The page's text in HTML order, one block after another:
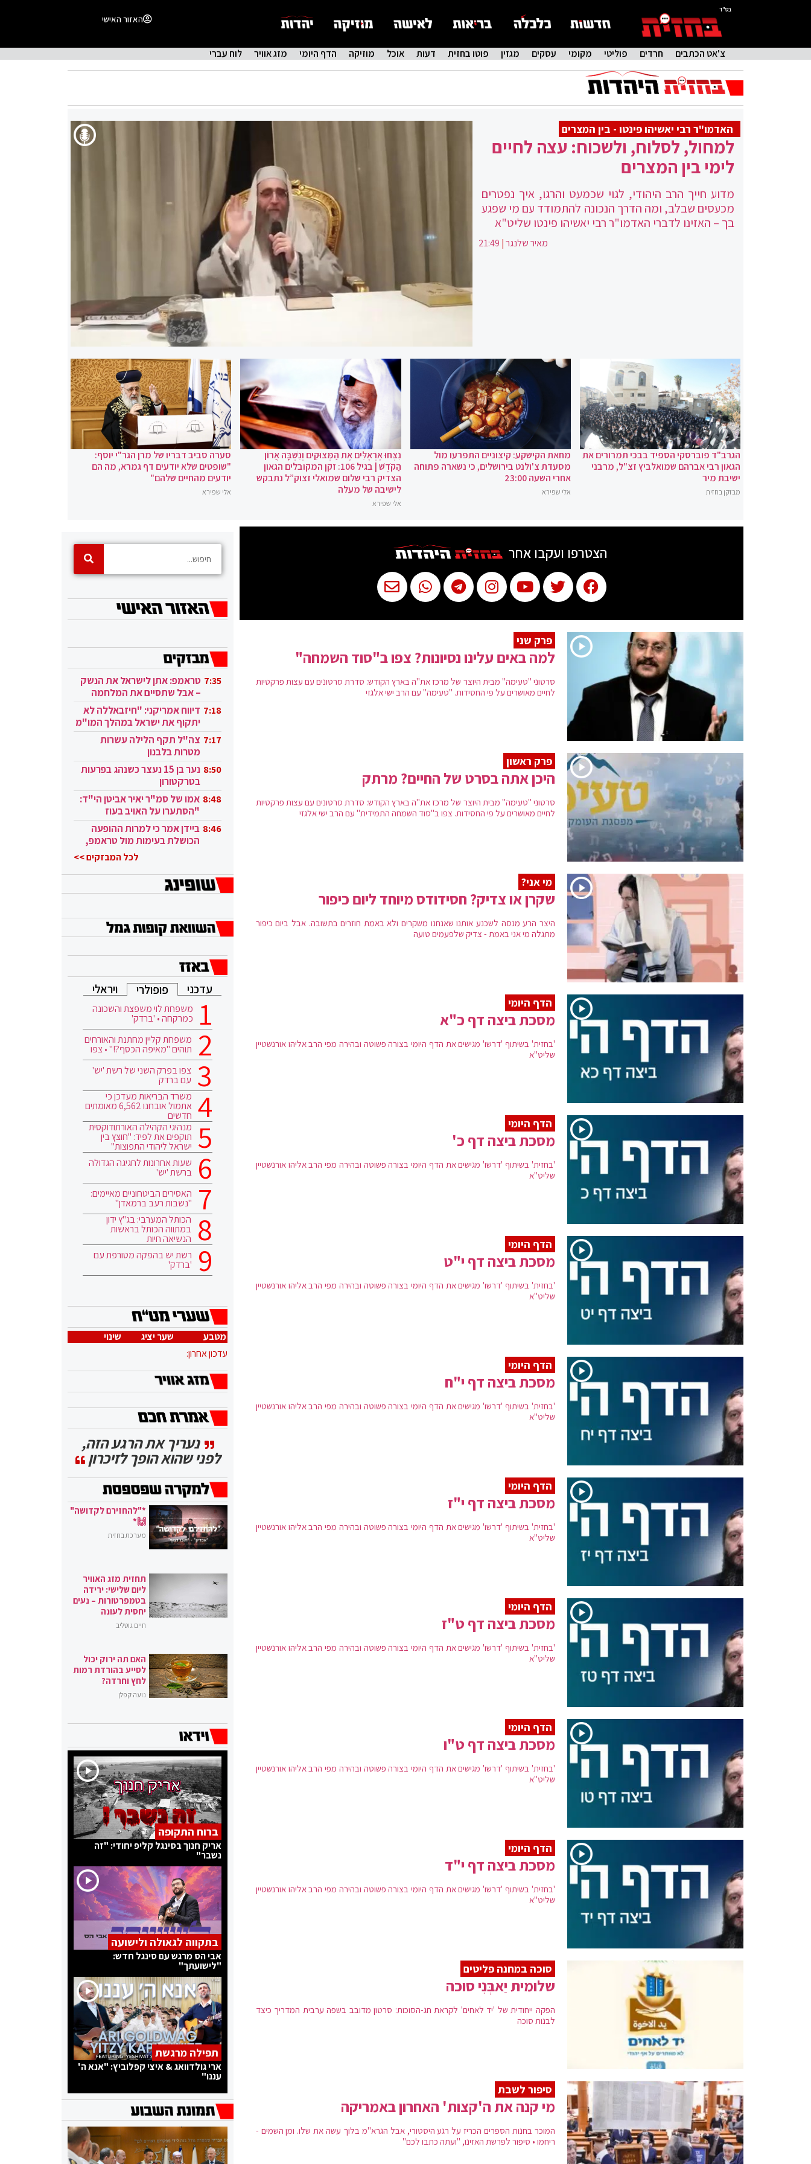
בס"ד
האזור האישי
צ'אט הכתבים חרדים פוליטי מקומי עסקים מגזין פוטו בחזית דעות אוכל מוזיקה הדף היומי מזג אוויר לוח עברי
האדמו"ר רבי יאשיהו פינטו - בין המצרים
למחול, לסלוח, ולשכוח: עצה לחיים
לימי בין המצרים
מדוע חייך הרב היהודי, לגוי שכמעט והרגו, איך נפטרים
מכעסים שבלב, ומה הדרך הנכונה להתמודד עם מי שפגע
בך – האזינו לדברי האדמו"ר רבי יאשיהו פינטו שליט"א
מאיר שלנגר|
21:49
הגרב"ד פוברסקי הספיד בבכי תמרורים את
הגאון רבי אברהם שמואלביץ זצ"ל, מרבני
ישיבת מיר
מבזקן בחזית
מחאת הקישקע: קיצוניים התפרעו מול
מסעדת צ'ולנט בירושלים, כי נשארה פתוחה
אחרי השעה 23:00
אלי שפירא
נִצְּחוּ אֶרְאֶלִּים אֶת הַמְּצוּקִים וְנִשְׁבָּה אֲרוֹן
הַקֹּדֶשׁ | בגיל 106: זקן המקובלים הגאון
הצדיק רבי שלום שמואלי זצוק”ל נתבקש
לישיבה של מעלה
אלי שפירא
סערה סביב דבריו של מרן הגר"י יוסף:
"שופטים שלא יודעים דף גמרא, מה הם
יודעים מהחיים שלהם"
אלי שפירא
הצטרפו ועקבו אחר
פרק שני
למה באים עלינו נסיונות? צפו ב"סוד השמחה"
סרטוני "טעימה" מבית היוצר של מרכז את"ה בארץ הקודש: סדרת סרטונים עם עצות פרקטיות
לחיים מאושרים על פי החסידות. "טעימה" עם הרב ישי אלגזי
פרק ראשון
היכן אתה בסרט של החיים? מרתק
סרטוני "טעימה" מבית היוצר של מרכז את"ה בארץ הקודש: סדרת סרטונים עם עצות פרקטיות
לחיים מאושרים על פי החסידות. צפו ב"סוד השמחה התמידית" עם הרב ישי אלגזי
מי אני?
שקרן או צדיק? חסידודס מיוחד ליום כיפור
היצר הרע מנסה לשכנע אותנו שאנחנו משקרים ולא באמת חוזרים בתשובה. אבל ביום כיפור
מתגלה מי אני באמת - צדיק שלפעמים טועה
הדף היומי
מסכת ביצה דף כ"א
'בחזית' בשיתוף 'דרשו' מגישים את הדף היומי בצורה פשוטה ובהירה מפי הרב אליהו אורנשטיין
שליט"א
הדף היומי
מסכת ביצה דף כ'
'בחזית' בשיתוף 'דרשו' מגישים את הדף היומי בצורה פשוטה ובהירה מפי הרב אליהו אורנשטיין
שליט"א
הדף היומי
מסכת ביצה דף י"ט
'בחזית' בשיתוף 'דרשו' מגישים את הדף היומי בצורה פשוטה ובהירה מפי הרב אליהו אורנשטיין
שליט"א
הדף היומי
מסכת ביצה דף י"ח
'בחזית' בשיתוף 'דרשו' מגישים את הדף היומי בצורה פשוטה ובהירה מפי הרב אליהו אורנשטיין
שליט"א
הדף היומי
מסכת ביצה דף י"ז
'בחזית' בשיתוף 'דרשו' מגישים את הדף היומי בצורה פשוטה ובהירה מפי הרב אליהו אורנשטיין
שליט"א
הדף היומי
מסכת ביצה דף ט"ז
'בחזית' בשיתוף 'דרשו' מגישים את הדף היומי בצורה פשוטה ובהירה מפי הרב אליהו אורנשטיין
שליט"א
הדף היומי
מסכת ביצה דף ט"ו
'בחזית' בשיתוף 'דרשו' מגישים את הדף היומי בצורה פשוטה ובהירה מפי הרב אליהו אורנשטיין
שליט"א
הדף היומי
מסכת ביצה דף י"ד
'בחזית' בשיתוף 'דרשו' מגישים את הדף היומי בצורה פשוטה ובהירה מפי הרב אליהו אורנשטיין
שליט"א
סוכה במחנה פליטים
שלומית יַאבְּנִי סוכה
הפקה ייחודית של 'יד לאחים' לקראת חג-הסוכות: סרטון מדובב בשפה ערבית המדריך כיצד
לבנות סוכה
סיפור לשבת
מי קנה את ה'קצות' האחרון באמריקה
המוכר בחנות הספרים הכריז על רגע היסטורי, אבל הגרא"מ בלוך עשה את שלו. ומן השמים -
ריחמו • סיפור לפרשת האזינו, "ועתה כתבו לכם"
7:35 טראמפ: אתן לישראל את הנשק
– אבל שתסיים את המלחמה
בעזה 7:18 דיווח אמריקני: "חיזבאללה לא
יתקוף את ישראל במהלך המו"מ
בקטאר" 7:17 צה"ל תקף הלילה עשרות
מטרות בלבנון
8:50
נער בן 15 נעצר כשנהג בפרעות
בטרקטורון
8:48 אמו של סמ"ר יאיר אביטן הי"ד:
"הסתערו על האויב בעוז
ובגבורה" 8:46 ביידן אמר כי למרות ההופעה
הכושלת בעימות מול טראמפ,
לכל המבזקים >>
עדכני פופולרי ויראלי
משפחת לוי משפצת והשכונה
כמרקחה • 'ברדק'
משפחת קליין מחתנת והאורחים
תוהים "מאיפה הכסף?!" • צפו
צפו בפרק השני של רשת 'יש'
עם ברדק
משרד הבריאות מעדכן כי
אתמול אובחנו 6,562 מאומתים
חדשים
מנהיגי הקהילה האורתודוקסית
תוקפים את לפיד: "חוצץ בין
ישראל ליהודי התפוצות"
שעות אחרונות לחגיגה הגדולה
ברשת 'יש'
האסירים הביטחוניים מאיימים:
"נשבות רעב ברמאדן"
הכותל המערבי: בג"ץ ידון
במתווה הכותל בראשות
הנשיאה חיות
רשת יש בהפקה מטורפת עם
'ברדק'
מטבע שער יציג
שינוי
עדכון אחרון:
נעריך את הרגע הזה,
לפני שהוא הופך לזיכרון
*"להחזירם לקדושה"
🙌*
מערכת בחזית
תחזית מזג האוויר
ליום שלישי: ירידה
בטמפרטורות – נעים
יחסית לעונה
חיים גוטליב
האם תה ירוק יכול
לסייע בהורדת רמות
לחץ וחרדה?
נועה קפלן
ברוח התקופה
אריק חנוך בסינגל קליפ יחודי: "זה
נשבר"
בתקווה לגאולה ולישועה
אבי הס מרגש עם סינגל חדש:
"לישועתך"
תפילה מרגשת
ארי גולדוואג & איצי קפלוביץ: "אנא ה'
עננו"